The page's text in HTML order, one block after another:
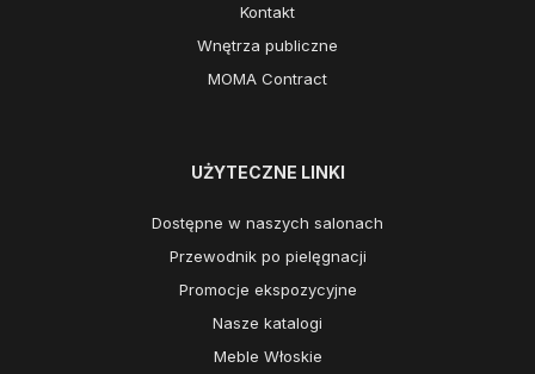
Kontakt
Wnętrza publiczne
MOMA Contract
UŻYTECZNE LINKI
Dostępne w naszych salonach
Przewodnik po pielęgnacji
Promocje ekspozycyjne
Nasze katalogi
Meble Włoskie